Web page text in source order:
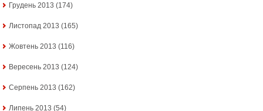
Грудень 2013 (174)
Листопад 2013 (165)
Жовтень 2013 (116)
Вересень 2013 (124)
Серпень 2013 (162)
Липень 2013 (54)